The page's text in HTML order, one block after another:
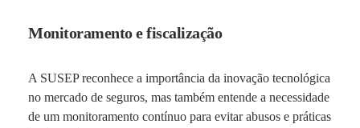
Monitoramento e fiscalização
A SUSEP reconhece a importância da inovação tecnológica
no mercado de seguros, mas também entende a necessidade
de um monitoramento contínuo para evitar abusos e práticas